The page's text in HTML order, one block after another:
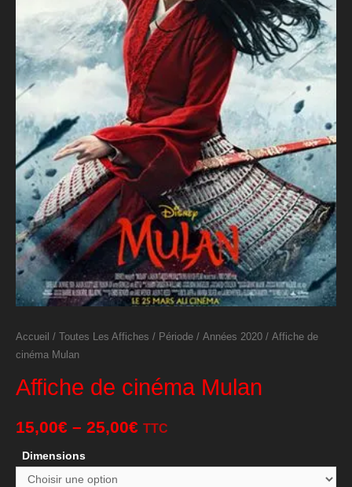
Accueil / Toutes Les Affiches / Période / Années 2020 / Affiche de
cinéma Mulan
Affiche de cinéma Mulan
15,00€ – 25,00€ TTC
Dimensions